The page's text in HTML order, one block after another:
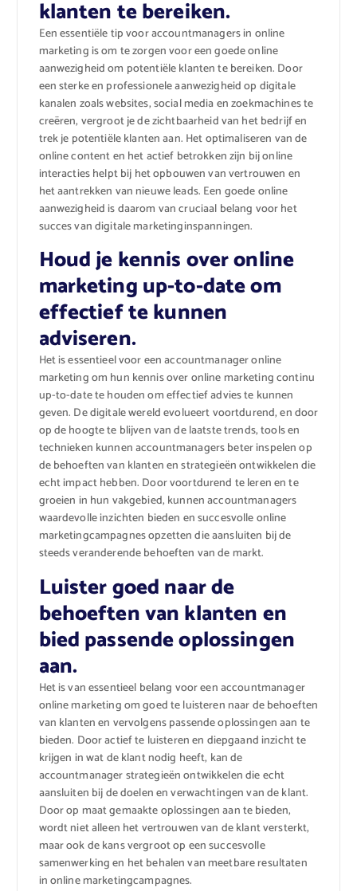
klanten te bereiken.
Een essentiële tip voor accountmanagers in online
marketing is om te zorgen voor een goede online
aanwezigheid om potentiële klanten te bereiken. Door
een sterke en professionele aanwezigheid op digitale
kanalen zoals websites, social media en zoekmachines te
creëren, vergroot je de zichtbaarheid van het bedrijf en
trek je potentiële klanten aan. Het optimaliseren van de
online content en het actief betrokken zijn bij online
interacties helpt bij het opbouwen van vertrouwen en
het aantrekken van nieuwe leads. Een goede online
aanwezigheid is daarom van cruciaal belang voor het
succes van digitale marketinginspanningen.
Houd je kennis over online
marketing up-to-date om
effectief te kunnen
adviseren.
Het is essentieel voor een accountmanager online
marketing om hun kennis over online marketing continu
up-to-date te houden om effectief advies te kunnen
geven. De digitale wereld evolueert voortdurend, en door
op de hoogte te blijven van de laatste trends, tools en
technieken kunnen accountmanagers beter inspelen op
de behoeften van klanten en strategieën ontwikkelen die
echt impact hebben. Door voortdurend te leren en te
groeien in hun vakgebied, kunnen accountmanagers
waardevolle inzichten bieden en succesvolle online
marketingcampagnes opzetten die aansluiten bij de
steeds veranderende behoeften van de markt.
Luister goed naar de
behoeften van klanten en
bied passende oplossingen
aan.
Het is van essentieel belang voor een accountmanager
online marketing om goed te luisteren naar de behoeften
van klanten en vervolgens passende oplossingen aan te
bieden. Door actief te luisteren en diepgaand inzicht te
krijgen in wat de klant nodig heeft, kan de
accountmanager strategieën ontwikkelen die echt
aansluiten bij de doelen en verwachtingen van de klant.
Door op maat gemaakte oplossingen aan te bieden,
wordt niet alleen het vertrouwen van de klant versterkt,
maar ook de kans vergroot op een succesvolle
samenwerking en het behalen van meetbare resultaten
in online marketingcampagnes.